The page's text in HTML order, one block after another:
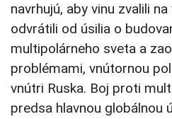
navrhujú, aby vinu zvalili
odvrátili od úsilia o
multipolárneho sveta a
problémami, vnútornou
vnútri Ruska. Boj proti
predsa hlavnou globálnou